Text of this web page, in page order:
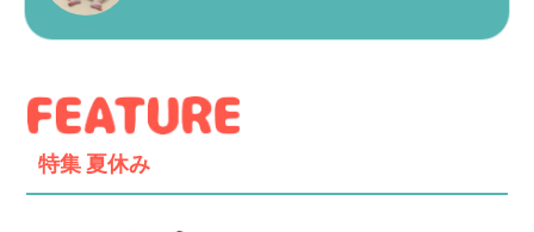
特集 夏休み